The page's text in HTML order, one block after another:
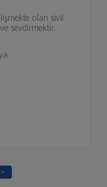
olan sivil
sevdirmektir.
»